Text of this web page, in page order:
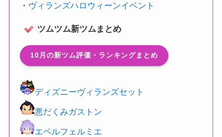
・ ヴィランズハロウィーンイベント
ツムツム新ツムまとめ
10月の新ツム評価・ランキングまとめ
ディズニーヴィランズセット
悪だくみガストン
エペルフェルミエ